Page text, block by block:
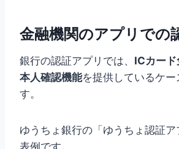
金融機関のアプリでの
銀行の認証アプリでは、 ICカー
本人確認機能を提供しているケー
す。
ゆうちょ銀行の「ゆうちょ認証